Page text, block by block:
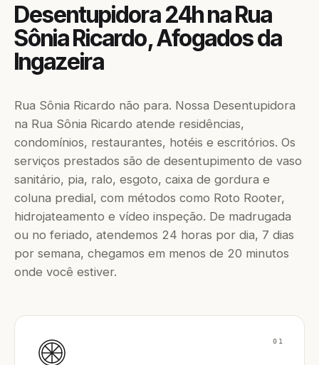
Desentupidora 24h na Rua
Sônia Ricardo, Afogados da
Ingazeira
Rua Sônia Ricardo não para. Nossa Desentupidora
na Rua Sônia Ricardo atende residências,
condomínios, restaurantes, hotéis e escritórios. Os
serviços prestados são de desentupimento de vaso
sanitário, pia, ralo, esgoto, caixa de gordura e
coluna predial, com métodos como Roto Rooter,
hidrojateamento e vídeo inspeção. De madrugada
ou no feriado, atendemos 24 horas por dia, 7 dias
por semana, chegamos em menos de 20 minutos
onde você estiver.
01